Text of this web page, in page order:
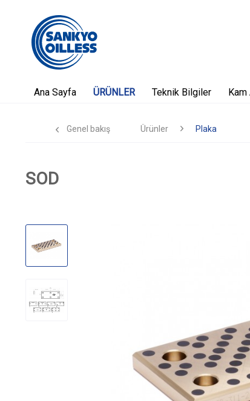
Ana Sayfa ÜRÜNLER Teknik Bilgiler Kam
Genel bakış Ürünler Plaka
SOD